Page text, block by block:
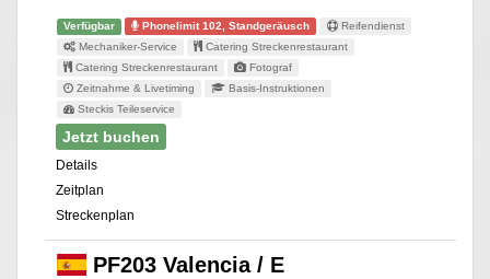
Verfügbar Phonelimit 102, Standgeräusch
Reifendienst
Mechaniker-Service
Catering Streckenrestaurant
Catering Streckenrestaurant
Fotograf
Zeitnahme & Livetiming
Basis-Instruktionen
Steckis Teileservice
Jetzt buchen
Details
Zeitplan
Streckenplan
PF203 Valencia / E